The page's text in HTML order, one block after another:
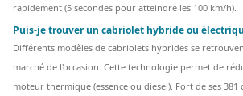
rapidement (5 secondes pour atteindre les 100 km/h).
Puis-je trouver un cabriolet hybride ou
Différents modèles de cabriolets hybrides se
marché de l'occasion. Cette technologie permet de
moteur thermique (essence ou diesel). Fort de ses 381